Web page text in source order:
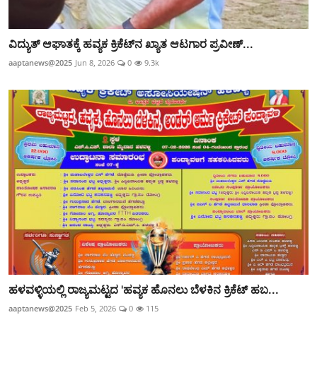
ವಿದ್ಯುತ್‌ ಆಘಾತಕ್ಕೆ ಹವ್ಯಕ ಕ್ರಿಕೆಟ್‌ನ ಖ್ಯಾತ ಆಟಗಾರ ಪ್ರವೀಣ್...
aaptanews@2025 Jun 8, 2026 0 9.3k
ಹಳವಳ್ಳಿಯಲ್ಲಿ ರಾಜ್ಯಮಟ್ಟದ 'ಹವ್ಯಕ ಹೊನಲು ಬೆಳಕಿನ ಕ್ರಿಕೆಟ್ ಹಬ...
aaptanews@2025 Feb 5, 2026 0 115